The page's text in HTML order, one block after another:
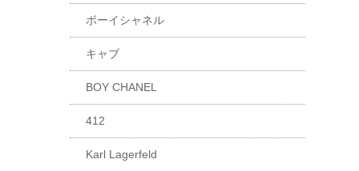
ボーイシャネル
キャブ
BOY CHANEL
412
Karl Lagerfeld